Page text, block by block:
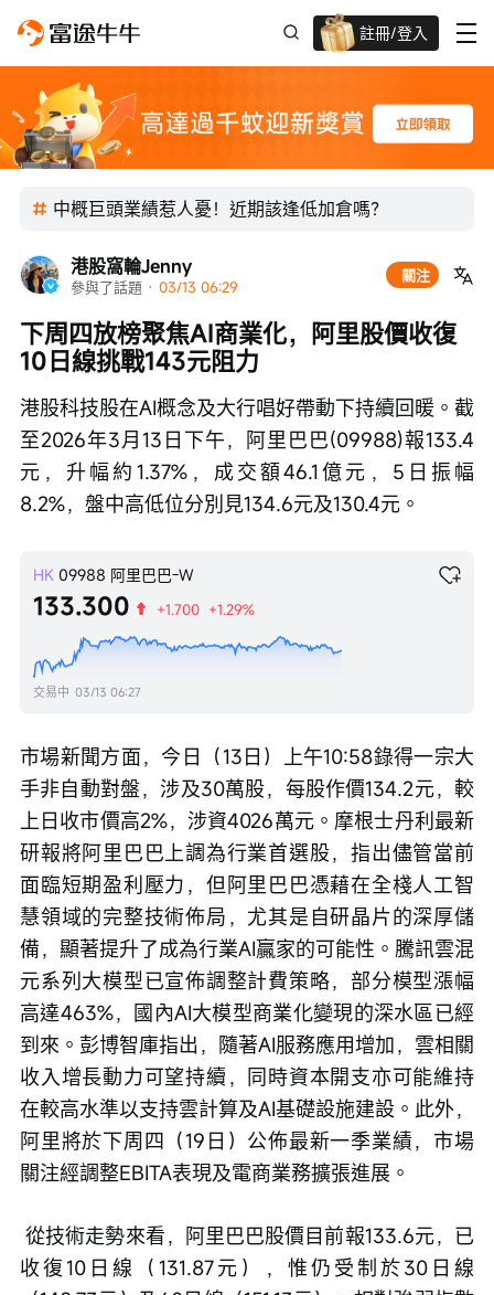
註冊/登入
中概巨頭業績惹人憂！近期該逢低加倉嗎？
港股窩輪Jenny
參與了話題 · 03/13 06:29
關注
下周四放榜聚焦AI商業化，阿里股價收復
10日線挑戰143元阻力
港股科技股在AI概念及大行唱好帶動下持續回暖。截
至2026年3月13日下午，阿里巴巴(09988)報133.4
元，升幅約1.37%，成交額46.1億元，5日振幅
8.2%，盤中高低位分別見134.6元及130.4元。
HK 09988 阿里巴巴-W
133.300 +1.700 +1.29%
交易中 03/13 06:27
市場新聞方面，今日（13日）上午10:58錄得一宗大
手非自動對盤，涉及30萬股，每股作價134.2元，較
上日收市價高2%，涉資4026萬元。摩根士丹利最新
研報將阿里巴巴上調為行業首選股，指出儘管當前
面臨短期盈利壓力，但阿里巴巴憑藉在全棧人工智
慧領域的完整技術佈局，尤其是自研晶片的深厚儲
備，顯著提升了成為行業AI贏家的可能性。騰訊雲混
元系列大模型已宣佈調整計費策略，部分模型漲幅
高達463%，國內AI大模型商業化變現的深水區已經
到來。彭博智庫指出，隨著AI服務應用增加，雲相關
收入增長動力可望持續，同時資本開支亦可能維持
在較高水準以支持雲計算及AI基礎設施建設。此外，
阿里將於下周四（19日）公佈最新一季業績，市場
關注經調整EBITA表現及電商業務擴張進展。
從技術走勢來看，阿里巴巴股價目前報133.6元，已
收復10日線（131.87元），惟仍受制於30日線